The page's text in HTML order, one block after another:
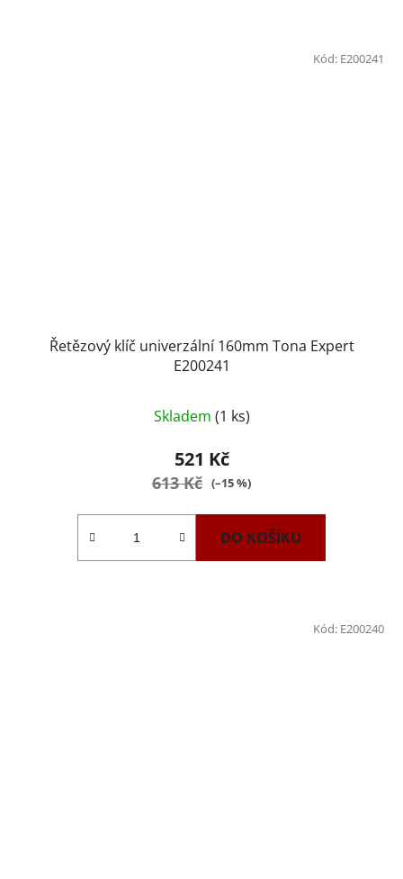
Řetězový klíč univerzální 160mm Tona Expert
E200241
Skladem (1 ks)
521 Kč
613 Kč (–15 %)
DO KOŠÍKU
Kód: E200241
Kód: E200240